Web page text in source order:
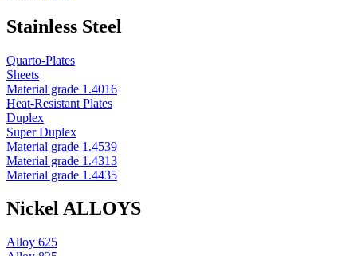
Stainless Steel
Quarto-Plates
Sheets
Material grade 1.4016
Heat-Resistant Plates
Duplex
Super Duplex
Material grade 1.4539
Material grade 1.4313
Material grade 1.4435
Nickel ALLOYS
Alloy 625